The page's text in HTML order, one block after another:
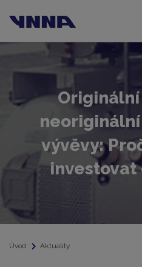
vývěvy:
Úvod Aktuality